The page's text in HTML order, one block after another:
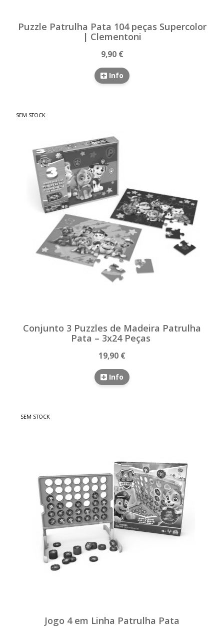
Puzzle Patrulha Pata 104 peças Supercolor
| Clementoni
9,90 €
Info
SEM STOCK
Conjunto 3 Puzzles de Madeira Patrulha
Pata – 3x24 Peças
19,90 €
Info
SEM STOCK
Jogo 4 em Linha Patrulha Pata